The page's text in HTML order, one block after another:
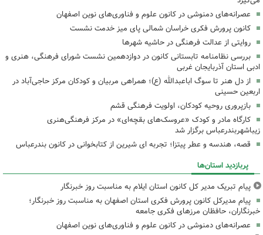
عصرانه‌های دمنوشی در کانون علوم و فناوری‌های نوین اصفهان
کانون پرورش فکری خراسان شمالی پای میز خدمت نشست
روایتی از عدالت فرهنگی در حاشیه شهرها
بررسی نظامنامه تابستانی کانون در دوازدهمین نشست شورای فرهنگی، هنری و
ادبی استان آذربایجان غربی
از دل هنر تا سوگ اباعبدالله (ع)؛ همراهی مربیان و کودکان مرکز حاجی‌آباد در
اربعین حسینی
بازپروری روحیه کودکان، اولویت فرهنگی قشم
کارگاه مادر و کودک «عروسک‌های بقچه‌ای» در مرکز فرهنگی‌هنری
زیباشهربندرعباس برگزار شد
قصه، هندسه و عطر پیتزا؛ تجربه ای شیرین از کتابخوانی در کانون بندرعباس
پربازدید استان‌ها
پیام تبریک مدیر کل کانون استان ایلام به مناسبت روز خبرنگار
پیام مدیرکل کانون پرورش فکری استان اصفهان به مناسبت روز خبرنگار؛
خبرنگاران، حافظان مرزهای فکری جامعه
عصرانه‌های دمنوشی در کانون علوم و فناوری‌های نوین اصفهان